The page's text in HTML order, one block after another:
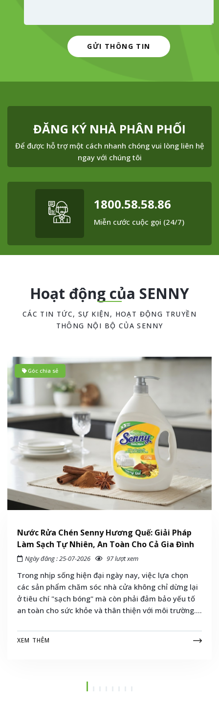
ĐĂNG KÝ NHÀ PHÂN PHỐI
Để được hỗ trợ một cách nhanh chóng vui lòng liên hệ
ngay với chúng tôi
1800.58.58.86
Miễn cước cuộc gọi (24/7)
Hoạt động của SENNY
CÁC TIN TỨC, SỰ KIỆN, HOẠT ĐỘNG TRUYỀN
THÔNG NỘI BỘ CỦA SENNY
Góc chia sẻ
Nước Rửa Chén Senny Hương Quế: Giải Pháp
Làm Sạch Tự Nhiên, An Toàn Cho Cả Gia Đình
Ngày đăng : 25-07-2026 97 lượt xem
Trong nhịp sống hiện đại ngày nay, việc lựa chọn
các sản phẩm chăm sóc nhà cửa không chỉ dừng lại
ở tiêu chí "sạch bóng" mà còn phải đảm bảo yếu tố
an toàn cho sức khỏe và thân thiện với môi trường.
thị trường, nước rửa chén Senny hương quế đang trở
thành cái tên được hàng triệu bà nội trợ Việt tin
cùng khám phá bài viết chi tiết dưới đây để hiểu vì
sao Senny hương quế lại là "vũ khí bí mật" giữ lửa
XEM THÊM